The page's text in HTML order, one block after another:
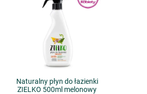
Naturalny płyn do łazienki
ZIELKO 500ml melonowy